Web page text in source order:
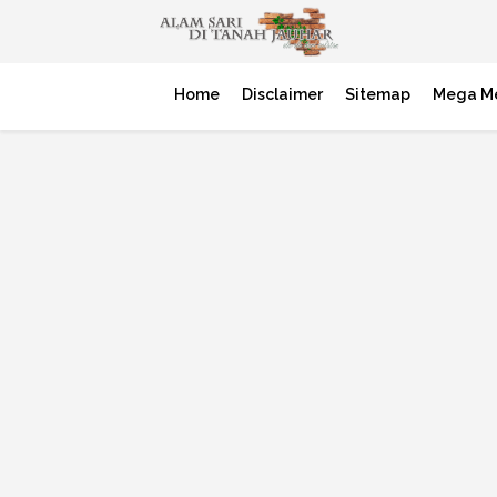
Home Disclaimer Sitemap Mega